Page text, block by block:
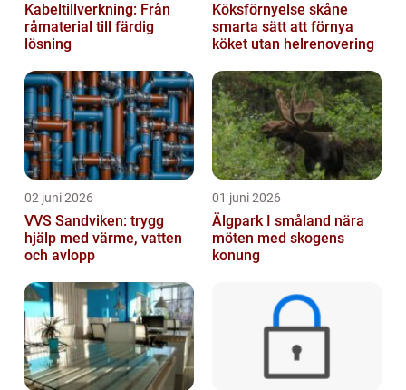
Kabeltillverkning: Från
råmaterial till färdig
lösning
Köksförnyelse skåne
smarta sätt att förnya
köket utan helrenovering
02 juni 2026
VVS Sandviken: trygg
hjälp med värme, vatten
och avlopp
01 juni 2026
Älgpark I småland nära
möten med skogens
konung